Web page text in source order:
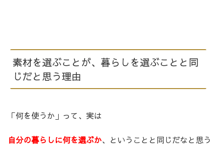
素材を選ぶことが、暮らしを選ぶことと同
じだと思う理由
「何を使うか」って、実は
自分の暮らしに何を選ぶか、ということと同じだなと思う